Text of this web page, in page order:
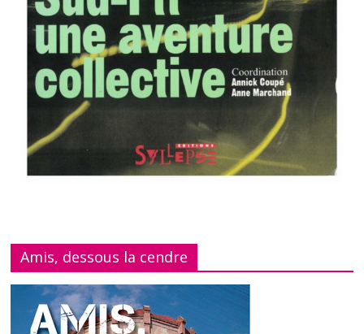
Amis, dessous la cendre